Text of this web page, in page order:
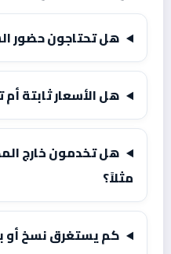
هل تحتاجون حضور
هل الأسعار ثابتة
هل تخدمون خارج
مثلاً؟
كم يستغرق نسخ أو